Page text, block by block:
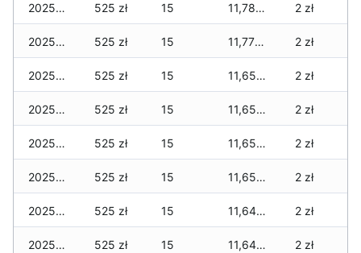
2025-12-03 525 zł 15 11,785 zł 2 zł
2025-12-02 525 zł 15 11,775 zł 2 zł
2025-12-01 525 zł 15 11,655 zł 2 zł
2025-11-30 525 zł 15 11,655 zł 2 zł
2025-11-29 525 zł 15 11,655 zł 2 zł
2025-11-28 525 zł 15 11,655 zł 2 zł
2025-11-27 525 zł 15 11,645 zł 2 zł
2025-11-26 525 zł 15 11,645 zł 2 zł